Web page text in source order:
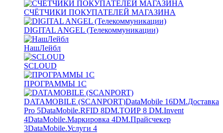
СЧЁТЧИКИ ПОКУПАТЕЛЕЙ МАГАЗИНА
DIGITAL ANGEL (Телекоммуникации)
НашЛейбл
SCLOUD
ПРОГРАММЫ 1С
DATAMOBILE (SCANPORT)DataMobile 16DM.Доставка
Pro 5DataMobile.RFID 8DM.ТОИР 8 DM.Invent
4DataMobile.Маркировка 4DM.Прайсчекер
3DataMobile.Услуги 4